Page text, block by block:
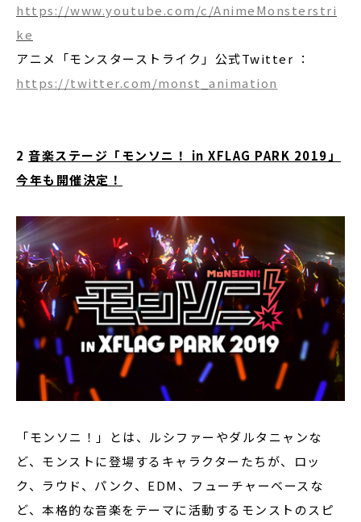
https://www.youtube.com/c/AnimeMonsterstri
ke
アニメ「モンスターストライク」公式Twitter ：
https://twitter.com/monst_animation
2 音楽ステージ「モンソニ！ in XFLAG PARK 2019」
今年も開催決定！
「モンソニ！」とは、ルシファーやダルタニャンな
ど、モンストに登場するキャラクターたちが、ロッ
ク、ラウド、パンク、EDM、フューチャーベースな
ど、本格的な音楽をテーマに活動するモンストのスピ